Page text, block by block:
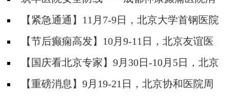
防安全培训纪实
【紧急通通】11月7-9日，北京大学首钢医院
神经内科胡颖教授亲临成都会诊，破解癫痫疑难
【节后癫痫高发】10月9-11日，北京友谊医
院陈葵博士免费会诊+治疗援助，破解癫痫难
题！
【国庆看北京专家】9月30日-10月5日，北京
天坛&首钢医院两大专家蓉城亲诊+癫痫大额救
【重磅消息】9月19-21日，北京协和医院周